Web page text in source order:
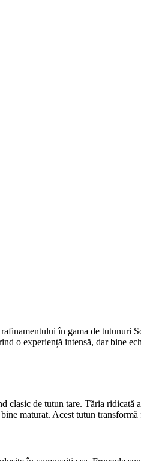
în gama de tutunuri
o experiență intensă, dar bine
de tutun tare. Tăria ridicată
maturat. Acest tutun